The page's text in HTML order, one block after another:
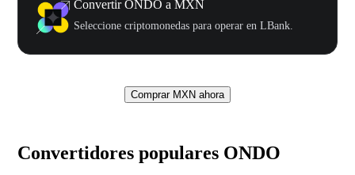
Convertir ONDO a MXN
Seleccione criptomonedas para operar en LBank.
Comprar MXN ahora
Convertidores populares ONDO